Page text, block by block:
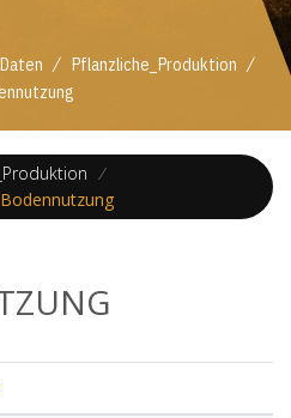
/ Pflanzliche_Produktion /
/
Bodennutzung